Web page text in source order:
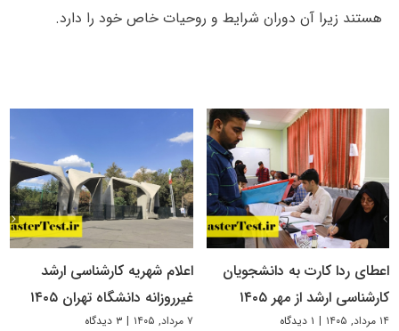
هستند زیرا آن دوران شرایط و روحیات خاص خود را دارد.
اعطای ردا کارت به دانشجویان
کارشناسی ارشد از مهر ۱۴۰۵
۱۴ مرداد, ۱۴۰۵ | ۱ دیدگاه
اعلام شهریه کارشناسی ارشد
غیرروزانه دانشگاه تهران ۱۴۰۵
۷ مرداد, ۱۴۰۵ | ۳ دیدگاه